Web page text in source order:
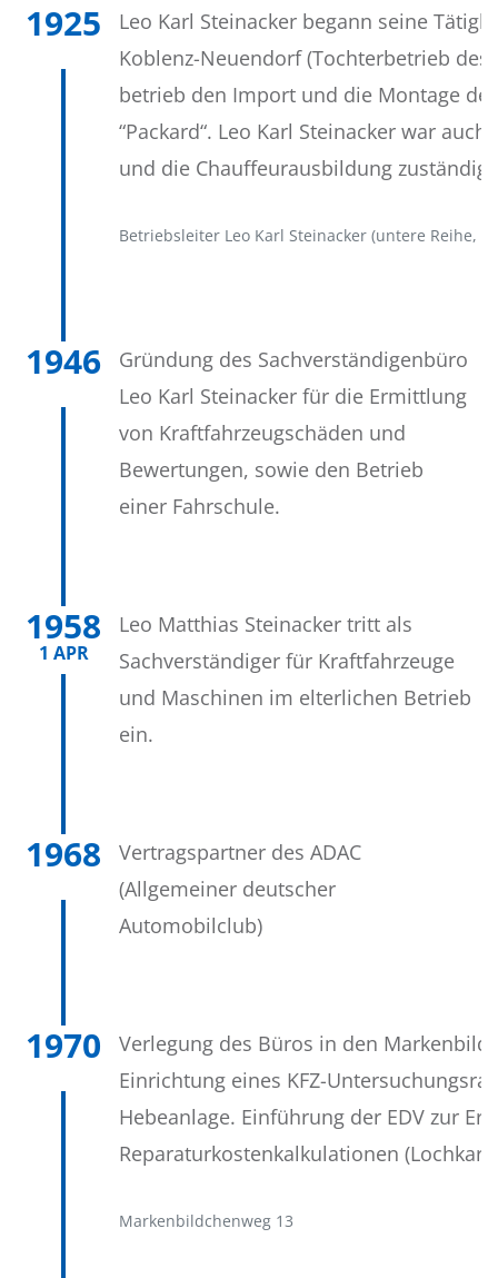
1925
Leo Karl Steinacker begann seine
Koblenz-Neuendorf (Tochterbetrieb des
betrieb den Import und die Montage
“Packard“. Leo Karl Steinacker war
und die Chauffeurausbildung zuständig.
Betriebsleiter Leo Karl Steinacker (untere Reihe,
1946
Gründung des Sachverständigenbüro
Leo Karl Steinacker für die Ermittlung
von Kraftfahrzeugschäden und
Bewertungen, sowie den Betrieb
einer Fahrschule.
1958
1 APR
Leo Matthias Steinacker tritt als
Sachverständiger für Kraftfahrzeuge
und Maschinen im elterlichen Betrieb
ein.
1968
Vertragspartner des ADAC
(Allgemeiner deutscher
Automobilclub)
1970
Verlegung des Büros in den
Einrichtung eines KFZ-
Hebeanlage. Einführung der EDV zur
Reparaturkostenkalkulationen
Markenbildchenweg 13